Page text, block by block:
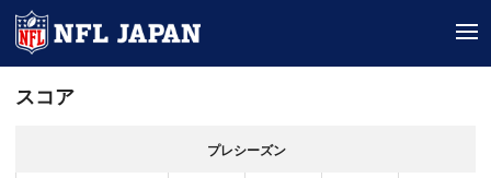
スコア
プレシーズン